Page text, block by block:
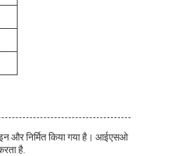
और निर्मित किया गया है। आईएसओ
है.